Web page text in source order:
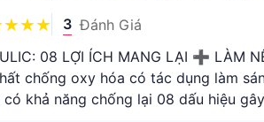
3 Đánh Giá
08 LỢI ÍCH MANG LẠI ➕ LÀM
chống oxy hóa có tác dụng làm
có khả năng chống lại 08 dấu hiệu